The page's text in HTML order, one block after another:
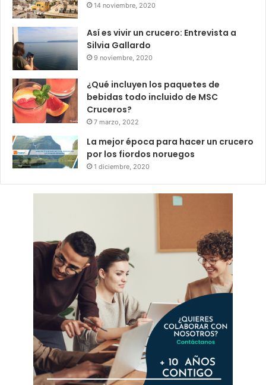
14 noviembre, 2020
Así es vivir un crucero: Entrevista a
Silvia Gallardo
9 noviembre, 2020
¿Qué incluyen los paquetes de
bebidas todo incluido de MSC
Cruceros?
7 marzo, 2022
La mejor época para hacer un crucero
por los fiordos noruegos
1 diciembre, 2020